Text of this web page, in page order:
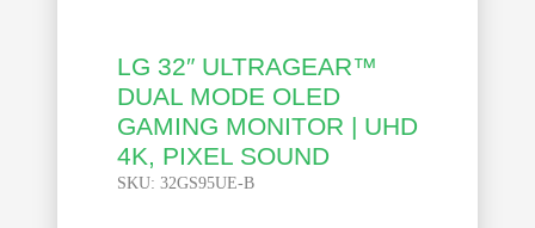
LG 32″ ULTRAGEAR™
DUAL MODE OLED
GAMING MONITOR | UHD
4K, PIXEL SOUND
SKU: 32GS95UE-B